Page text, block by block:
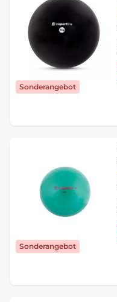
Sonderangebot
Sonderangebot